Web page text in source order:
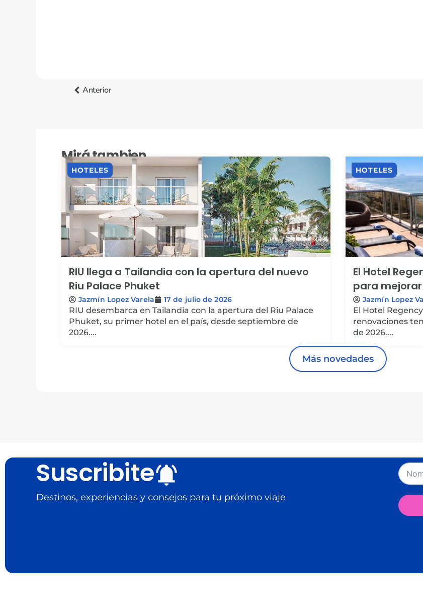
Anterior
Mirá tambien
HOTELES
RIU llega a Tailandia con la apertura del nuevo
Riu Palace Phuket
Jazmín Lopez Varela 17 de julio de 2026
RIU desembarca en Tailandia con la apertura del Riu Palace
Phuket, su primer hotel en el país, desde septiembre de
2026....
HOTELES
El Hotel
para
Jazmín Lopez
El Hotel
renovaciones
de 2026....
Más novedades
Suscribite
Destinos, experiencias y consejos para tu próximo viaje